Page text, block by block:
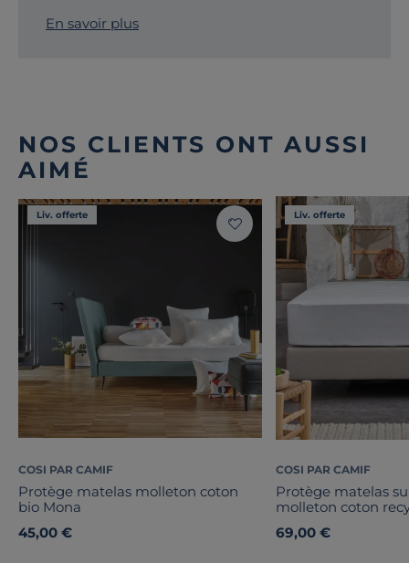
En savoir plus
NOS CLIENTS ONT AUSSI
AIMÉ
Liv. offerte
COSI PAR CAMIF
Protège matelas molleton coton
bio Mona
45,00 €
Liv. offerte
COSI PAR CAMIF
Protège matelas
molleton coton
69,00 €